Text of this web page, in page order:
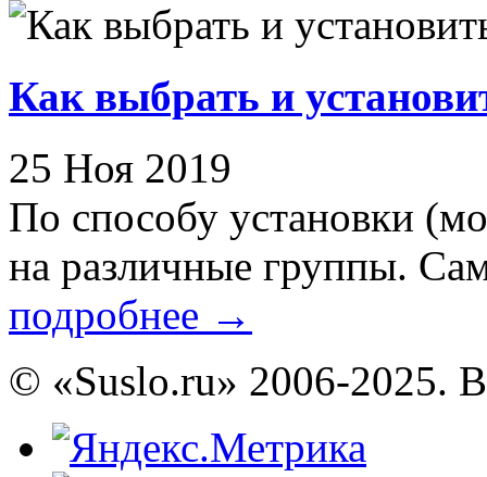
Как выбрать и
25 Ноя 2019
По способу установки
на различные группы.
подробнее →
© «Suslo.ru» 2006-2025.